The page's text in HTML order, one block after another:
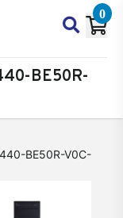
0
BE50R-
BE50R-V0C-K